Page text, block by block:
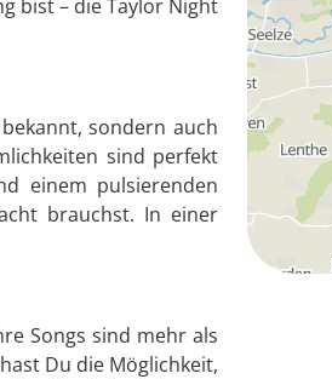
bist – die Taylor Night
sondern auch
sind perfekt
einem pulsierenden
brauchst. In einer
Songs sind mehr als
Du die Möglichkeit,